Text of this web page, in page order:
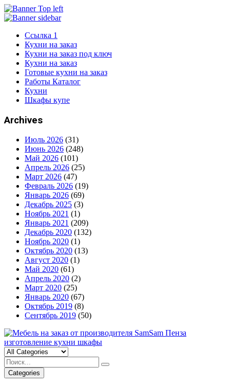
Ссылка 1
Кухни на заказ
Кухни на заказ под ключ
Кухни на заказ
Готовые кухни на заказ
Работы Каталог
Кухни
Шкафы купе
Archives
Июль 2026 (31)
Июнь 2026 (248)
Май 2026 (101)
Апрель 2026 (25)
Март 2026 (47)
Февраль 2026 (19)
Январь 2026 (69)
Декабрь 2025 (3)
Ноябрь 2021 (1)
Январь 2021 (209)
Декабрь 2020 (132)
Ноябрь 2020 (1)
Октябрь 2020 (13)
Август 2020 (1)
Май 2020 (61)
Апрель 2020 (2)
Март 2020 (25)
Январь 2020 (67)
Октябрь 2019 (8)
Сентябрь 2019 (50)
Categories